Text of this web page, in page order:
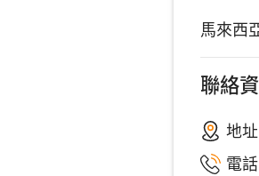
馬來西
聯絡
地
電